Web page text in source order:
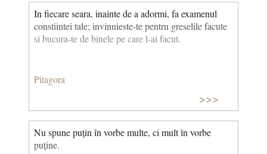
In fiecare seara, inainte de a adormi, fa examenul
constiintei tale; invinuieste-te pentru greselile facute
si bucura-te de binele pe care l-ai facut.
Pitagora
>>>
Nu spune puțin în vorbe multe, ci mult în vorbe
puține.